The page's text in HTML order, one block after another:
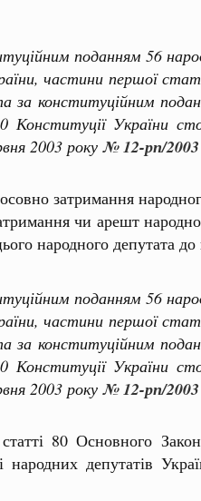
поданням 56
частини першої
конституційним
України
2003 року № 12-рп/2003
затримання
чи арешт
народного депутата до
поданням 56
частини першої
конституційним
України
2003 року № 12-рп/2003
80 Основного
народних депутатів